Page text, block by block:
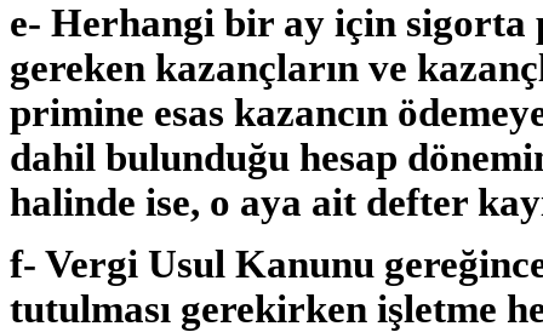
e- Herhangi bir ay için sigorta
gereken kazançların ve
primine esas kazancın
dahil bulunduğu hesap
halinde ise, o aya ait defter
f- Vergi Usul Kanunu
tutulması gerekirken işletme